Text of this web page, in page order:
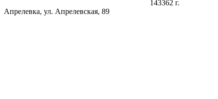
143362 г.
Апрелевка, ул. Апрелевская, 89